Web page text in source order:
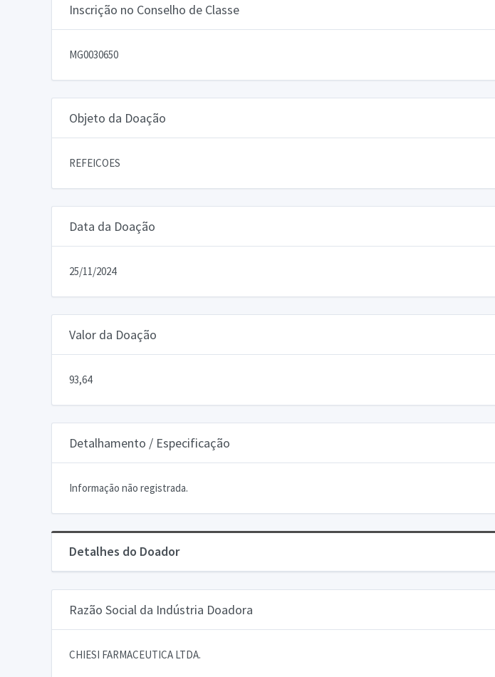
Inscrição no Conselho de Classe
MG0030650
Objeto da Doação
REFEICOES
Data da Doação
25/11/2024
Valor da Doação
93,64
Detalhamento / Especificação
Informação não registrada.
Detalhes do Doador
Razão Social da Indústria Doadora
CHIESI FARMACEUTICA LTDA.